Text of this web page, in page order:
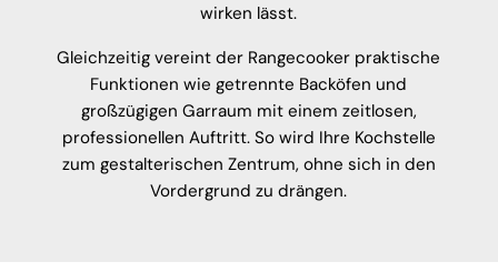
wirken lässt.
Gleichzeitig vereint der Rangecooker praktische
Funktionen wie getrennte Backöfen und
großzügigen Garraum mit einem zeitlosen,
professionellen Auftritt. So wird Ihre Kochstelle
zum gestalterischen Zentrum, ohne sich in den
Vordergrund zu drängen.